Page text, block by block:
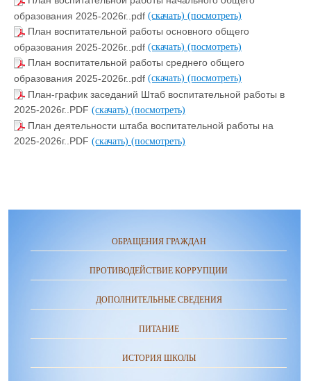
образования 2025-2026г..pdf (скачать) (посмотреть)
План воспитательной работы основного общего
образования 2025-2026г..pdf (скачать) (посмотреть)
План воспитательной работы среднего общего
образования 2025-2026г..pdf (скачать) (посмотреть)
План-график заседаний Штаб воспитательной работы в
2025-2026г..PDF (скачать) (посмотреть)
План деятельности штаба воспитательной работы на
2025-2026г..PDF (скачать) (посмотреть)
ОБРАЩЕНИЯ ГРАЖДАН
ПРОТИВОДЕЙСТВИЕ КОРРУПЦИИ
ДОПОЛНИТЕЛЬНЫЕ СВЕДЕНИЯ
ПИТАНИЕ
ИСТОРИЯ ШКОЛЫ